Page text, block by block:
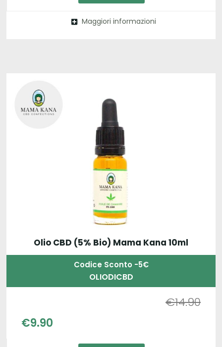
Maggiori informazioni
Olio CBD (5% Bio) Mama Kana 10ml
Codice Sconto -5€
OLIODICBD
€14.90
€9.90